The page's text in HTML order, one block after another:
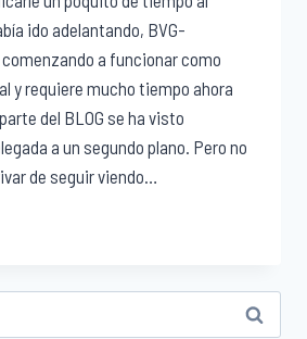
ido adelantando, BVG-
a funcionar como
y requiere mucho tiempo ahora
del BLOG se ha visto
a un segundo plano. Pero no
de seguir viendo…